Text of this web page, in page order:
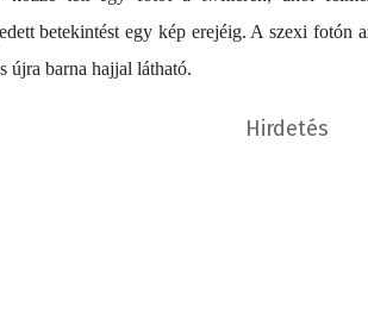
betekintést egy kép erejéig. A szexi fotón
újra barna hajjal látható.
Hirdetés